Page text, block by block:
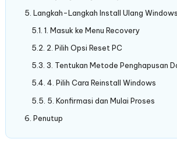
Langkah-Langkah Install Ulang
1. Masuk ke Menu Recovery
2. Pilih Opsi Reset PC
3. Tentukan Metode Penghapusan
4. Pilih Cara Reinstall Windows
5. Konfirmasi dan Mulai Proses
Penutup